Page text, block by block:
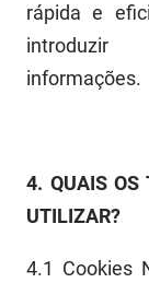
rápida e
introduzir
informações.
4. QUAIS OS
UTILIZAR?
4.1 Cookies